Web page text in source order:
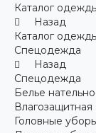
Каталог
Назад
Каталог
Спецодежда
Назад
Спецодежда
Белье
Влагозащитная
Головные